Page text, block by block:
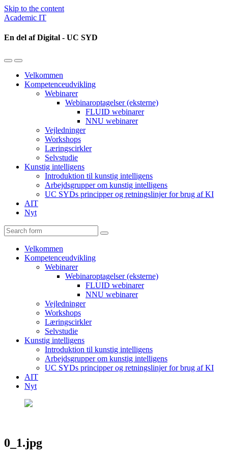
Skip to the content
Academic IT
En del af Digital - UC SYD
Toggle
mobile
menu
Toggle
the
search
field
Velkommen
Kompetenceudvikling
Webinarer
Webinaroptagelser (eksterne)
FLUID webinarer
NNU webinarer
Vejledninger
Workshops
Læringscirkler
Selvstudie
Kunstig intelligens
Introduktion til kunstig intelligens
Arbejdsgrupper om kunstig intelligens
UC SYDs principper og retningslinjer for brug af KI
AIT
Nyt
Search
Velkommen
Kompetenceudvikling
Webinarer
Webinaroptagelser (eksterne)
FLUID webinarer
NNU webinarer
Vejledninger
Workshops
Læringscirkler
Selvstudie
Kunstig intelligens
Introduktion til kunstig intelligens
Arbejdsgrupper om kunstig intelligens
UC SYDs principper og retningslinjer for brug af KI
AIT
Nyt
0_1.jpg